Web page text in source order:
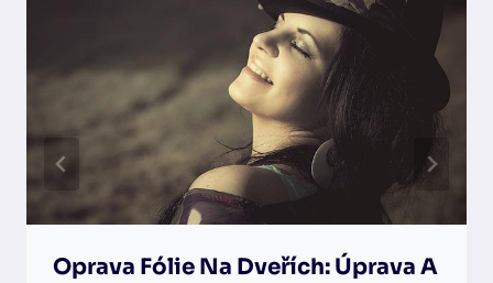
Oprava Fólie Na Dveřích: Úprava A